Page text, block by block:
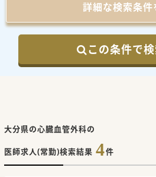
詳細な検索条件
この条件で
大分県の心臓血管外科の
医師求人(常勤)検索結果 4件